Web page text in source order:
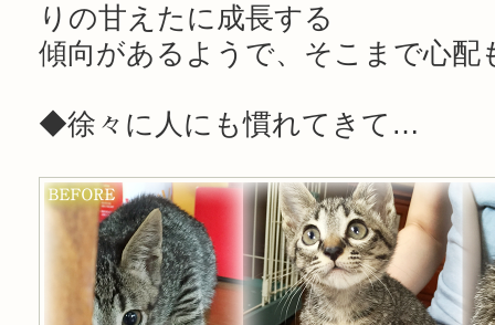
りの甘えたに成長する
傾向があるようで、そこまで心配
◆徐々に人にも慣れてきて…